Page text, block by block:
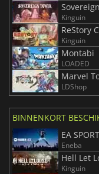
Kinguin
ReStory
Kinguin
Montabi
LOADED
Marvel
LDShop
BINNENKORT
EA
Eneba
Hell Let
Kinguin